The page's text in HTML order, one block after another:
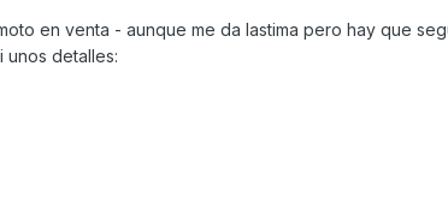
en venta - aunque me da lastima pero hay que
unos detalles: